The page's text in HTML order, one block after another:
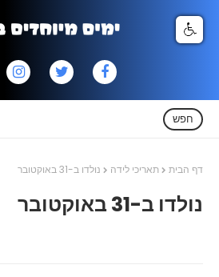
חפש
דף הבית תאריכי לידה נולדו ב-31 באוקטובר
נולדו ב-31 באוקטובר